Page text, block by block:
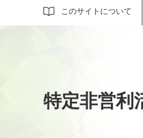
このサイトについて
サイト内検索
特定非営利